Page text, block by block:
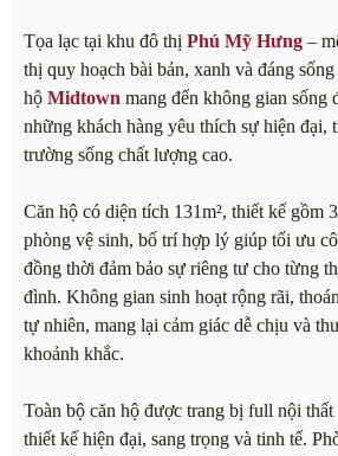
Tọa lạc tại khu đô thị Phú Mỹ Hưng –
thị quy hoạch bài bản, xanh và đáng
hộ Midtown mang đến không gian sống
những khách hàng yêu thích sự hiện đại,
trường sống chất lượng cao.
Căn hộ có diện tích 131m², thiết kế gồm
phòng vệ sinh, bố trí hợp lý giúp tối ưu
đồng thời đảm bảo sự riêng tư cho từng
đình. Không gian sinh hoạt rộng rãi,
tự nhiên, mang lại cảm giác dễ chịu và
khoảnh khắc.
Toàn bộ căn hộ được trang bị full nội thất
thiết kế hiện đại, sang trọng và tinh tế.